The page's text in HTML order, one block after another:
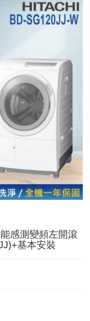
感測變頻左開滾
基本安裝